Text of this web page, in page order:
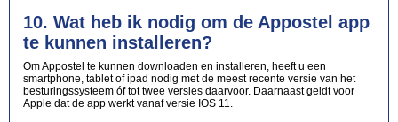
10. Wat heb ik nodig om de Appostel app
te kunnen installeren?
Om Appostel te kunnen downloaden en installeren, heeft u een
smartphone, tablet of ipad nodig met de meest recente versie van het
besturingssysteem óf tot twee versies daarvoor. Daarnaast geldt voor
Apple dat de app werkt vanaf versie IOS 11.